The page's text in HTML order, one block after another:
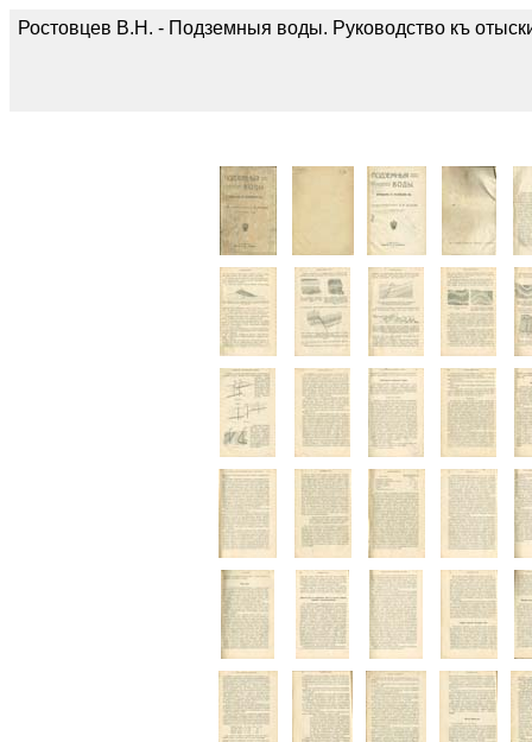
Ростовцев В.Н. - Подземныя воды. Руководство къ